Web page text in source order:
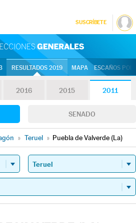
SUSCRÍBETE
RESULTADOS 2019 MAPA ESCAÑOS
2016 2015 2011
SENADO
» Teruel » Puebla de Valverde (La)